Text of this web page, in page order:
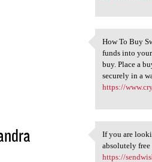
How To
How To Buy
funds into
buy. Place a
securely in a
https://
If you are
If you are
absolutely free
https://